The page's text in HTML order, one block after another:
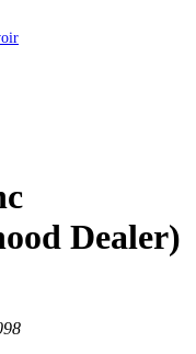
Dealer)